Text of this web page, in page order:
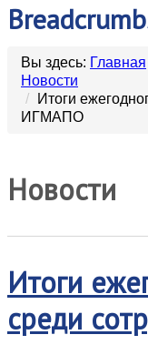
Вы здесь: Главная
Новости
/
Итоги
ИГМАПО
Новости
Итоги
среди